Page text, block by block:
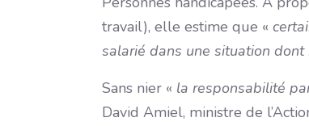
travail), elle estime que «
salarié dans une situation
Sans nier « la responsabilité
David Amiel, ministre de